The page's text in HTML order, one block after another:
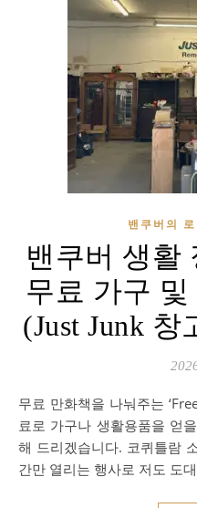
밴쿠버의
밴쿠버 생활
무료 가구
(Just Junk 창
무료 만화책을 나눠주는 ‘Free Comics Day’ 행사에 이어서 무
료로 가구나 생활용품을 얻
해 드리겠습니다. 코퀴틀람
간만 열리는 행사로 저도 도